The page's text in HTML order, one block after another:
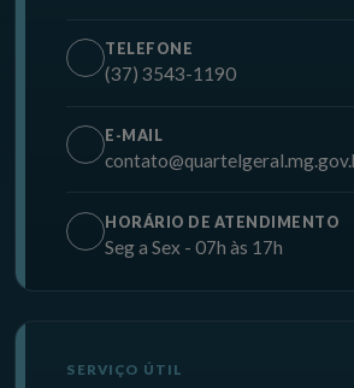
TELEFONE
(37) 3543-1190
E-MAIL
HORÁRIO DE ATENDIMENTO
Seg a Sex - 07h às 17h
SERVIÇO ÚTIL